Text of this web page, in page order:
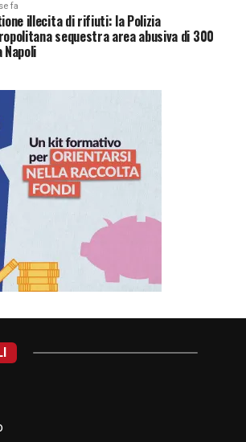
fa
illecita di rifiuti: la Polizia
sequestra area abusiva di 300
Napoli